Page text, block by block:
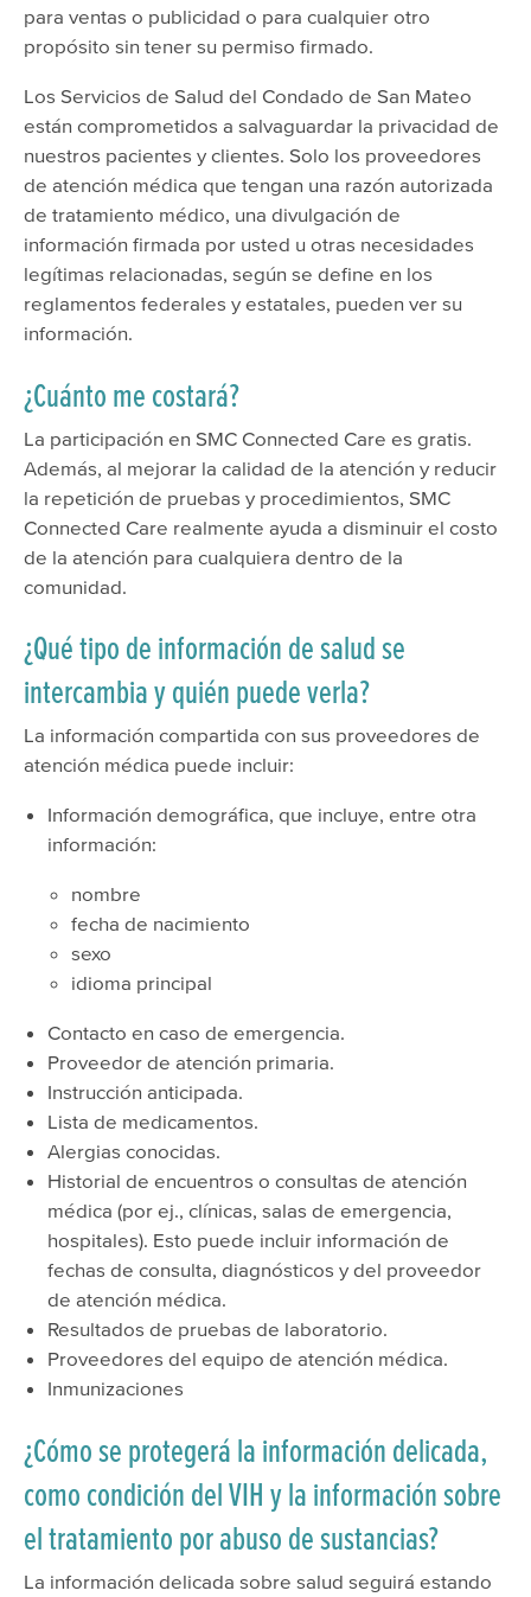
para ventas o publicidad o para cualquier otro
propósito sin tener su permiso firmado.
Los Servicios de Salud del Condado de San Mateo
están comprometidos a salvaguardar la privacidad de
nuestros pacientes y clientes. Solo los proveedores
de atención médica que tengan una razón autorizada
de tratamiento médico, una divulgación de
información firmada por usted u otras necesidades
legítimas relacionadas, según se define en los
reglamentos federales y estatales, pueden ver su
información.
¿Cuánto me costará?
La participación en SMC Connected Care es gratis.
Además, al mejorar la calidad de la atención y reducir
la repetición de pruebas y procedimientos, SMC
Connected Care realmente ayuda a disminuir el costo
de la atención para cualquiera dentro de la
comunidad.
¿Qué tipo de información de salud se
intercambia y quién puede verla?
La información compartida con sus proveedores de
atención médica puede incluir:
Información demográfica, que incluye, entre otra
información:
nombre
fecha de nacimiento
sexo
idioma principal
Contacto en caso de emergencia.
Proveedor de atención primaria.
Instrucción anticipada.
Lista de medicamentos.
Alergias conocidas.
Historial de encuentros o consultas de atención
médica (por ej., clínicas, salas de emergencia,
hospitales). Esto puede incluir información de
fechas de consulta, diagnósticos y del proveedor
de atención médica.
Resultados de pruebas de laboratorio.
Proveedores del equipo de atención médica.
Inmunizaciones
¿Cómo se protegerá la información delicada,
como condición del VIH y la información sobre
el tratamiento por abuso de sustancias?
La información delicada sobre salud seguirá estando